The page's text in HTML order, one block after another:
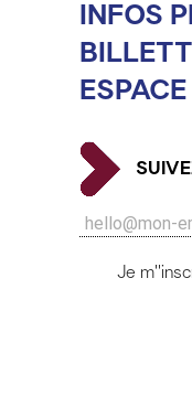
INFOS
Je